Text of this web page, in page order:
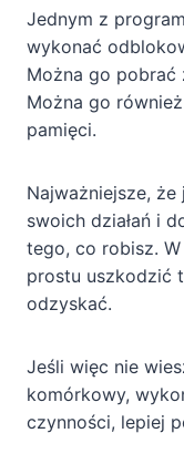
Jednym z
wykonać
Można go
Można go
pamięci.
Najważniejsze,
swoich działań i
tego, co robisz.
prostu uszkodzić
odzyskać.
Jeśli więc nie
komórkowy,
czynności, lepiej